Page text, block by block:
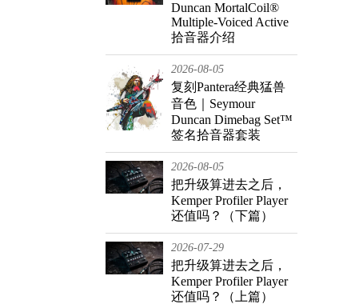
Duncan MortalCoil®
Multiple-Voiced Active
拾音器介绍
2026-08-05
复刻Pantera经典猛兽
音色｜Seymour
Duncan Dimebag Set™
签名拾音器套装
2026-08-05
把升级算进去之后，
Kemper Profiler Player
还值吗？（下篇）
2026-07-29
把升级算进去之后，
Kemper Profiler Player
还值吗？（上篇）